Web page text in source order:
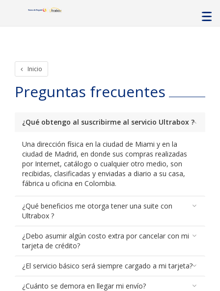
Inicio
Preguntas frecuentes
¿Qué obtengo al suscribirme al servicio Ultrabox ?
Una dirección física en la ciudad de Miami y en la
ciudad de Madrid, en donde sus compras realizadas
por Internet, catálogo o cualquier otro medio, son
recibidas, clasificadas y enviadas a diario a su casa,
fábrica u oficina en Colombia.
¿Qué beneficios me otorga tener una suite con
Ultrabox ?
¿Debo asumir algún costo extra por cancelar con mi
tarjeta de crédito?
¿El servicio básico será siempre cargado a mi tarjeta?
¿Cuánto se demora en llegar mi envío?